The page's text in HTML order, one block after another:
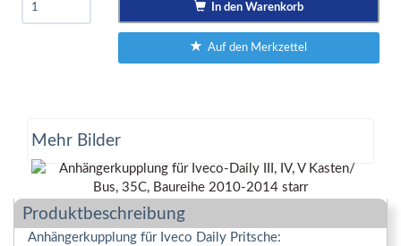
In den Warenkorb
Auf den Merkzettel
Mehr Bilder
Produktbeschreibung
Anhängerkupplung für Iveco Daily Pritsche: